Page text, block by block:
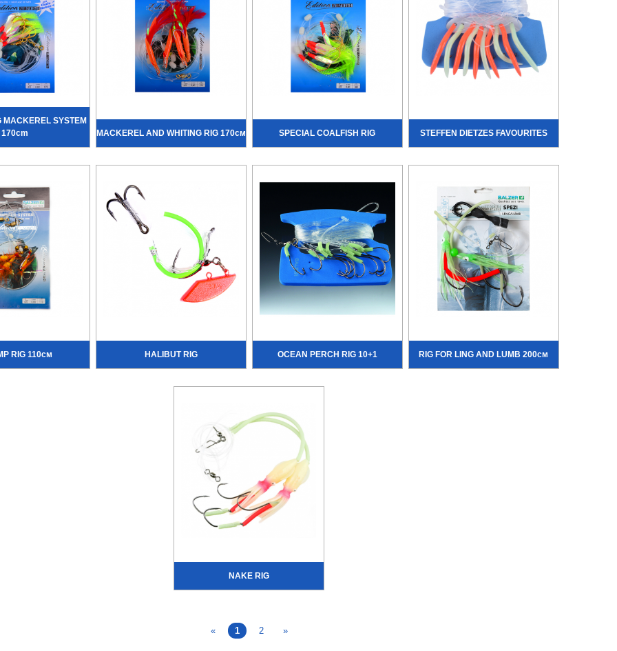
MACKEREL SYSTEM
170cm
MACKEREL AND WHITING RIG 170см SPECIAL COALFISH RIG STEFFEN DIETZES FAVOURITES
RIG 110см HALIBUT RIG OCEAN PERCH RIG 10+1 RIG FOR LING AND LUMB 200см
NAKE RIG
« 1 2 »